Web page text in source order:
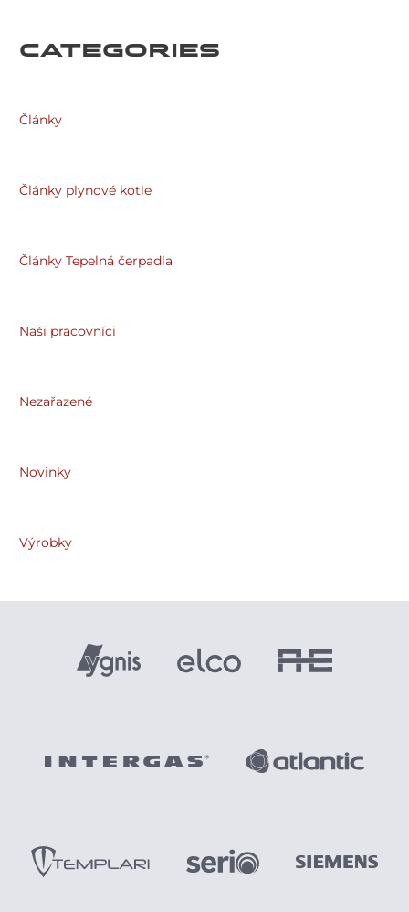
CATEGORIES
Články
Články plynové kotle
Články Tepelná čerpadla
Naši pracovníci
Nezařazené
Novinky
Výrobky